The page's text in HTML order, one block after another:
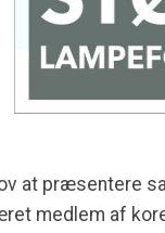
at præsentere
medlem af